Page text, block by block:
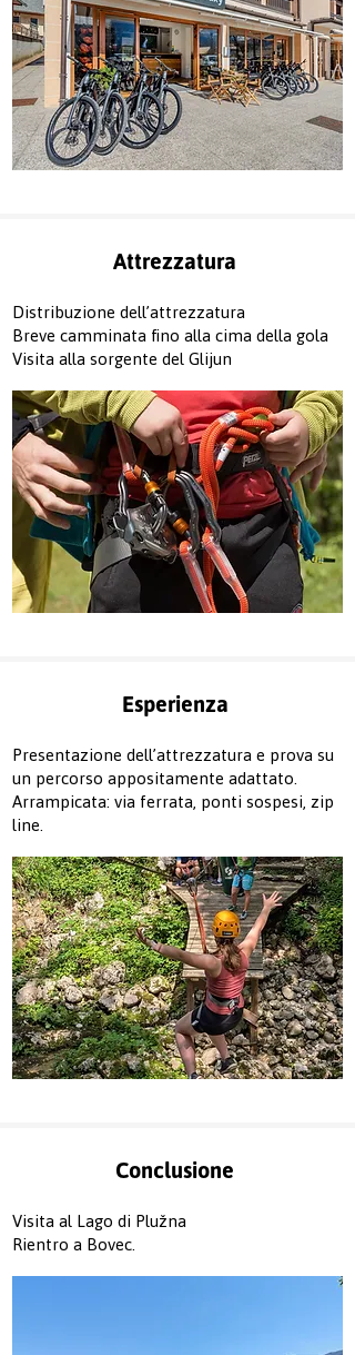
Attrezzatura
Distribuzione dell’attrezzatura
Breve camminata fino alla cima della gola
Visita alla sorgente del Glijun
Esperienza
Presentazione dell’attrezzatura e prova su
un percorso appositamente adattato.
Arrampicata: via ferrata, ponti sospesi, zip
line.
Conclusione
Visita al Lago di Plužna
Rientro a Bovec.